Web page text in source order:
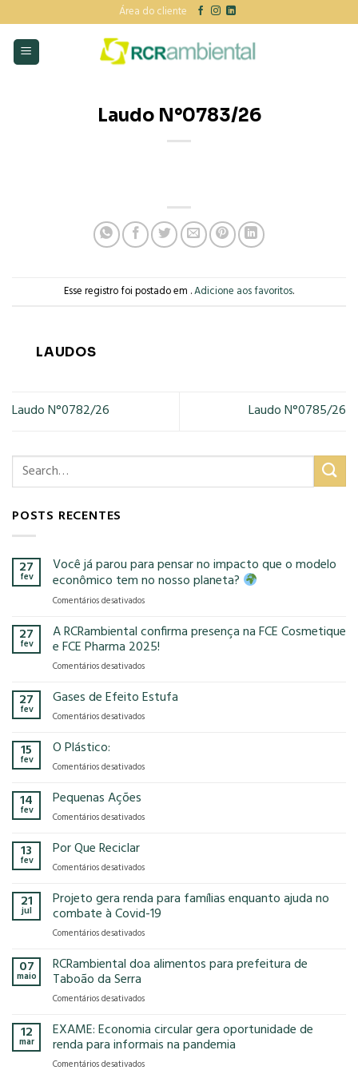
to
content
Área do cliente
Laudo N°0783/26
Esse registro foi postado em .Adicione aos favoritos.
LAUDOS
Laudo N°0782/26 Laudo N°0785/26
POSTS RECENTES
27
fev
Você já parou para pensar no impacto que o modelo
econômico tem no nosso planeta?
Comentários desativadosem
já
parou
para
pensar
impacto
o
tem
27
fev
A RCRambiental confirma presença na FCE Cosmetique
e FCE Pharma 2025!
Comentários desativadosem
RCRambiental
presença
e
2025!
27
fev
Gases de Efeito Estufa
Comentários desativadosem
Estufa
15
fev
O Plástico:
Comentários desativadosem
14
fev
Pequenas Ações
Comentários desativadosem
13
fev
Por Que Reciclar
Comentários desativadosem
Que
Reciclar
21
jul
Projeto gera renda para famílias enquanto ajuda no
combate à Covid-19
Comentários desativadosem
gera
famílias
ajuda
no
à
07
maio
RCRambiental doa alimentos para prefeitura de
Taboão da Serra
Comentários desativadosem
doa
alimentos
para
prefeitura
12
mar
EXAME: Economia circular gera oportunidade de
renda para informais na pandemia
Comentários desativadosem